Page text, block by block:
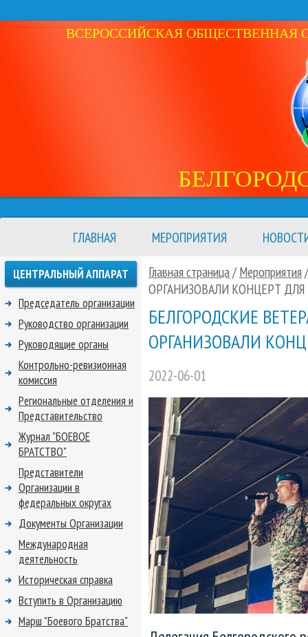
ВСЕРОССИЙСКАЯ ОБЩЕСТВЕННАЯ
ГЛАВНАЯ МЕРОПРИЯТИЯ
Главная страница/ Мероприятия
ОРГАНИЗОВАЛИ КОНЦЕРТ
БЕЛГОРОДСКИЕ
ОРГАНИЗОВАЛИ
2022-06-01
ЦЕНТРАЛЬНЫЙ АППАРАТ
Председатель организации
Руководство организации
Руководящие органы
Контрольно-ревизионная
комиссия
Региональные отделения и
Представительство
Журнал "БОЕВОЕ
БРАТСТВО"
Представители
Организации в
федеральных округах
Документы Организации
Международная
деятельность
Историческая справка
Вступить в Организацию
Марш "Боевого Братства"